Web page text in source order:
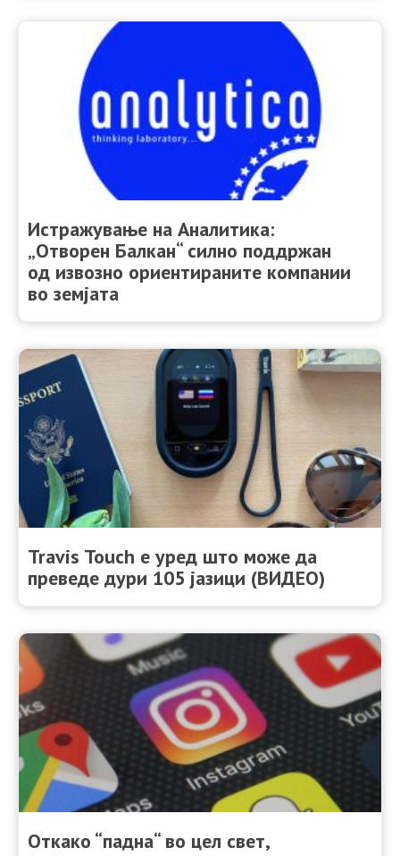
Истражување на Аналитика:
„Отворен Балкан“ силно поддржан
од извозно ориентираните компании
во земјата
Travis Touch е уред што може да
преведе дури 105 јазици (ВИДЕО)
Откако “падна“ во цел свет,